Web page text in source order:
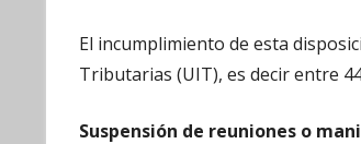
El incumplimiento de esta
Tributarias (UIT), es decir entre
Suspensión de reuniones o